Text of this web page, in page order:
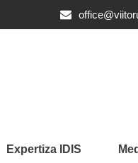
Expertiza IDIS